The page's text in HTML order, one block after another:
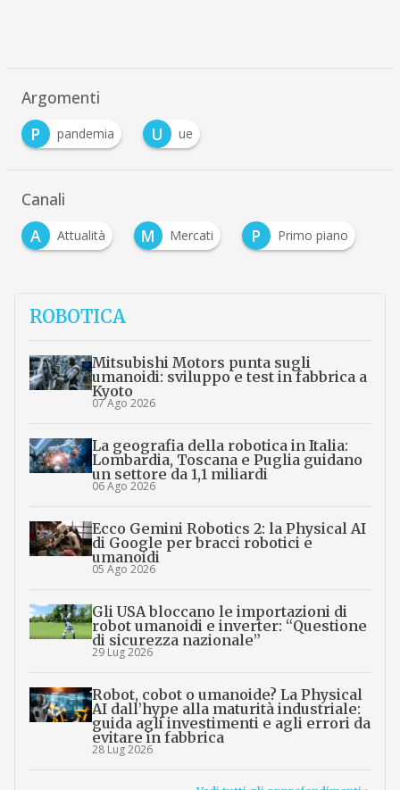
Argomenti
P
pandemia U ue
Canali
A
Attualità M Mercati P Primo piano
ROBOTICA
Mitsubishi Motors punta sugli
umanoidi: sviluppo e test in fabbrica a
Kyoto
07 Ago 2026
La geografia della robotica in Italia:
Lombardia, Toscana e Puglia guidano
un settore da 1,1 miliardi
06 Ago 2026
Ecco Gemini Robotics 2: la Physical AI
di Google per bracci robotici e
umanoidi
05 Ago 2026
Gli USA bloccano le importazioni di
robot umanoidi e inverter: “Questione
di sicurezza nazionale”
29 Lug 2026
Robot, cobot o umanoide? La Physical
AI dall’hype alla maturità industriale:
guida agli investimenti e agli errori da
evitare in fabbrica
28 Lug 2026